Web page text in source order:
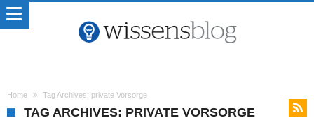
Home Tag Archives: private Vorsorge
TAG ARCHIVES: PRIVATE VORSORGE